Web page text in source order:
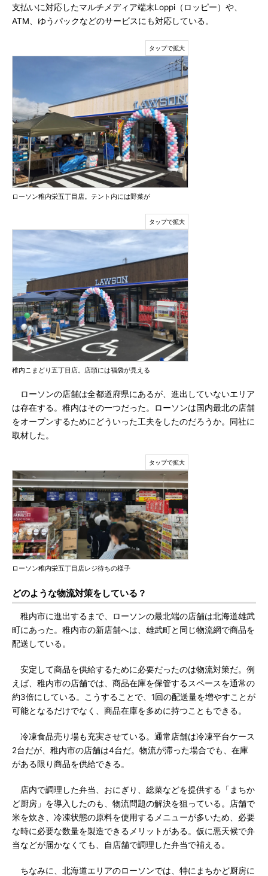
支払いに対応したマルチメディア端末Loppi（ロッピー）や、
ATM、ゆうパックなどのサービスにも対応している。
ローソン稚内栄五丁目店。テント内には野菜が
稚内こまどり五丁目店。店頭には福袋が見える
ローソンの店舗は全都道府県にあるが、進出していないエリア
は存在する。稚内はその一つだった。ローソンは国内最北の店舗
をオープンするためにどういった工夫をしたのだろうか。同社に
取材した。
ローソン稚内栄五丁目店レジ待ちの様子
どのような物流対策をしている？
稚内市に進出するまで、ローソンの最北端の店舗は北海道雄武
町にあった。稚内市の新店舗へは、雄武町と同じ物流網で商品を
配送している。
安定して商品を供給するために必要だったのは物流対策だ。例
えば、稚内市の店舗では、商品在庫を保管するスペースを通常の
約3倍にしている。こうすることで、1回の配送量を増やすことが
可能となるだけでなく、商品在庫を多めに持つこともできる。
冷凍食品売り場も充実させている。通常店舗は冷凍平台ケース
2台だが、稚内市の店舗は4台だ。物流が滞った場合でも、在庫
がある限り商品を供給できる。
店内で調理した弁当、おにぎり、総菜などを提供する「まちか
ど厨房」を導入したのも、物流問題の解決を狙っている。店舗で
米を炊き、冷凍状態の原料を使用するメニューが多いため、必要
な時に必要な数量を製造できるメリットがある。仮に悪天候で弁
当などが届かなくても、自店舗で調理した弁当で補える。
ちなみに、北海道エリアのローソンでは、特にまちかど厨房に